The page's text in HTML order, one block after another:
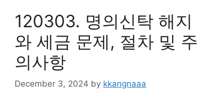
120303. 명의신탁 해지
와 세금 문제, 절차 및 주
의사항
December 3, 2024 by kkangnaaa